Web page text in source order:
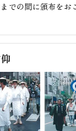
での間に頒布をお